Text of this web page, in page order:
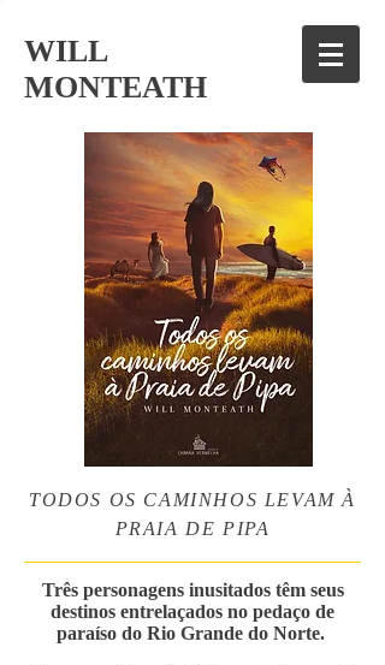
WILL
MONTEATH
TODOS OS CAMINHOS LEVAM À
PRAIA DE PIPA
Três personagens inusitados têm seus
destinos entrelaçados no pedaço de
paraíso do Rio Grande do Norte.